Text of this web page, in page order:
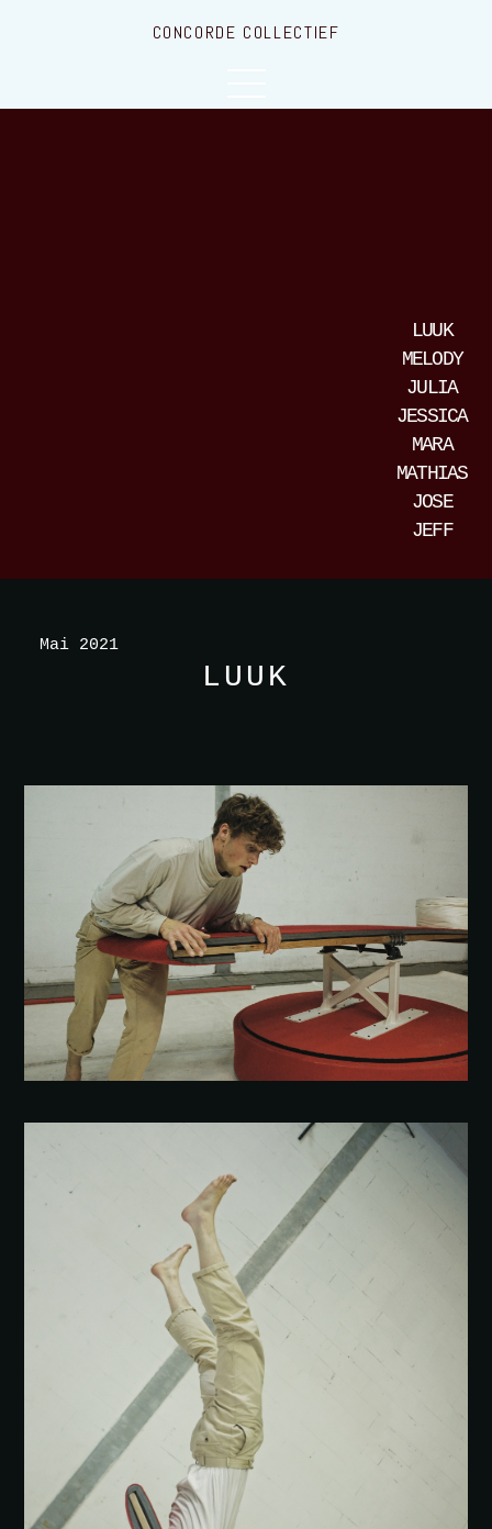
CONCORDE COLLECTIEF
LUUK
MELODY
JULIA
JESSICA
MARA
MATHIAS
JOSE
JEFF
Mai 2021
LUUK